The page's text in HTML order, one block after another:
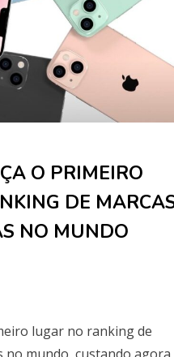
O PRIMEIRO
DE
NO MUNDO
lugar no ranking de